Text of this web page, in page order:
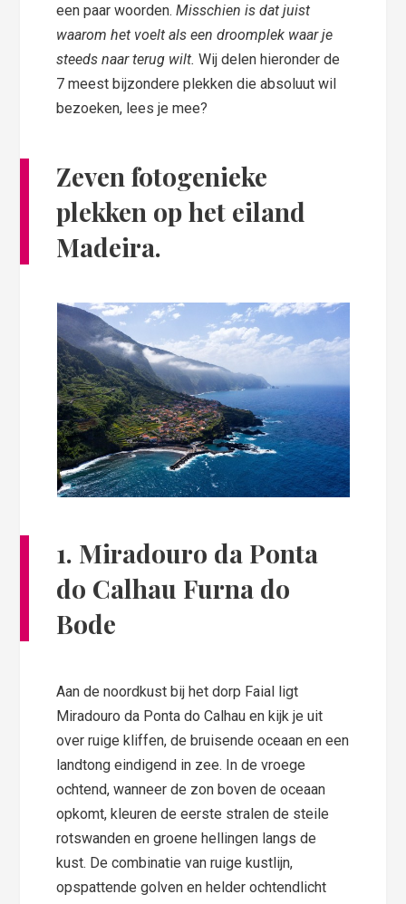
een paar woorden.Misschien is dat juist
waarom het voelt als een droomplek waar je
steeds naar terug wilt. Wij delen hieronder de
7 meest bijzondere plekken die absoluut wil
bezoeken, lees je mee?
Zeven fotogenieke
plekken op het eiland
Madeira.
1. Miradouro da Ponta
do Calhau Furna do
Bode
Aan de noordkust bij het dorp Faial ligt
Miradouro da Ponta do Calhau en kijk je uit
over ruige kliffen, de bruisende oceaan en een
landtong eindigend in zee. In de vroege
ochtend, wanneer de zon boven de oceaan
opkomt, kleuren de eerste stralen de steile
rotswanden en groene hellingen langs de
kust. De combinatie van ruige kustlijn,
opspattende golven en helder ochtendlicht